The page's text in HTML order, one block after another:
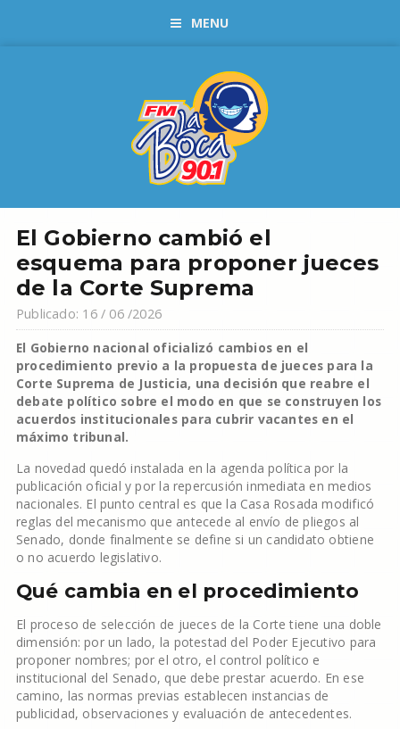
MENU
El Gobierno cambió el
esquema para proponer jueces
de la Corte Suprema
Publicado: 16 / 06 /2026
El Gobierno nacional oficializó cambios en el
procedimiento previo a la propuesta de jueces para la
Corte Suprema de Justicia, una decisión que reabre el
debate político sobre el modo en que se construyen los
acuerdos institucionales para cubrir vacantes en el
máximo tribunal.
La novedad quedó instalada en la agenda política por la
publicación oficial y por la repercusión inmediata en medios
nacionales. El punto central es que la Casa Rosada modificó
reglas del mecanismo que antecede al envío de pliegos al
Senado, donde finalmente se define si un candidato obtiene
o no acuerdo legislativo.
Qué cambia en el procedimiento
El proceso de selección de jueces de la Corte tiene una doble
dimensión: por un lado, la potestad del Poder Ejecutivo para
proponer nombres; por el otro, el control político e
institucional del Senado, que debe prestar acuerdo. En ese
camino, las normas previas establecen instancias de
publicidad, observaciones y evaluación de antecedentes.